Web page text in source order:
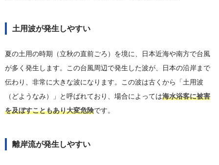
土用波が発生しやすい
夏の土用の時期（立秋の直前ごろ）を境に、日本近海や南方で台風
が多く発生します。この台風周辺で発生した波が、日本の沿岸まで
伝わり、非常に大きな波になります。この波は古くから「土用波
（どようなみ）」と呼ばれており、場合によっては海水浴客に被害
を及ぼすこともあり大変危険です。
離岸流が発生しやすい